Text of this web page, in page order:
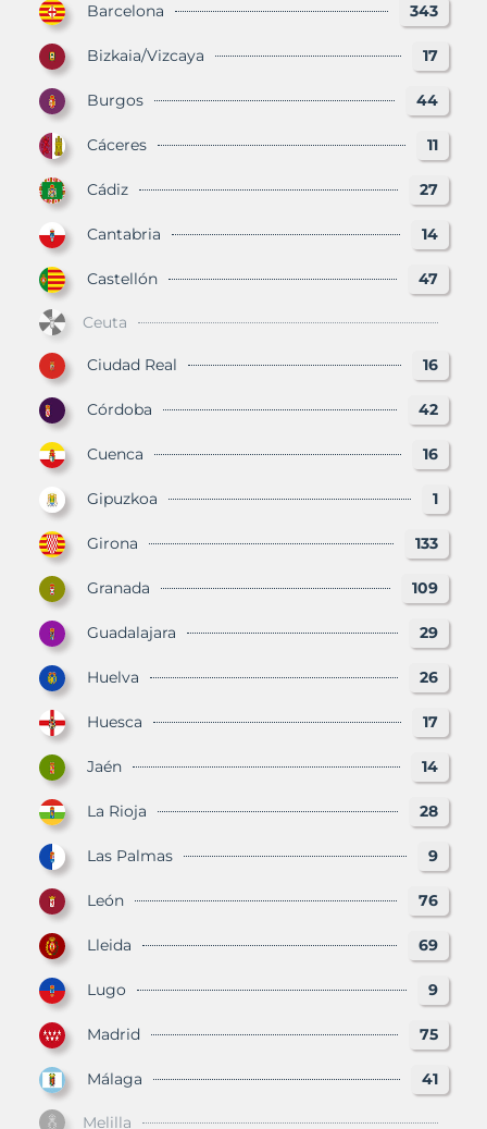
Barcelona 343
Bizkaia/Vizcaya 17
Burgos 44
Cáceres 11
Cádiz 27
Cantabria 14
Castellón 47
Ceuta
Ciudad Real 16
Córdoba 42
Cuenca 16
Gipuzkoa 1
Girona 133
Granada 109
Guadalajara 29
Huelva 26
Huesca 17
Jaén 14
La Rioja 28
Las Palmas 9
León 76
Lleida 69
Lugo 9
Madrid 75
Málaga 41
Melilla